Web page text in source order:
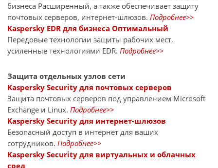
бизнеса Расширенный, а также обеспечивает защиту
почтовых серверов, интернет-шлюзов. Подробнее>>
Kaspersky EDR для бизнеса Оптимальный
Передовые технологии защиты рабочих мест,
усиленные технологиями EDR. Подробнее>>
Защита отдельных узлов сети
Kaspersky Security для почтовых серверов
Защита почтовых серверов под управлением Microsoft
Exchange и Linux. Подробнее>>
Kaspersky Security для интернет-шлюзов
Безопасный доступ в интернет для ваших
сотрудников. Подробнее>>
Kaspersky Security для виртуальных и облачных
сред